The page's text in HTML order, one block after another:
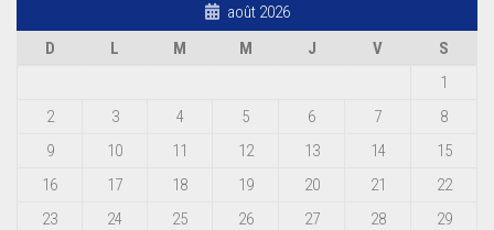
août 2026
D
L M M J V
S
1
2
3 4 5 6 7
8
9
10 11 12 13 14
15
16
17 18 19 20 21
22
23
24 25 26 27 28
29